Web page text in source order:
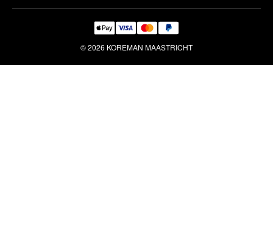
© 2026 KOREMAN MAASTRICHT